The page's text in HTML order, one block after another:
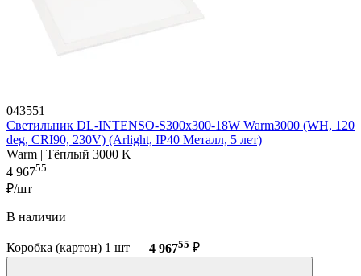
043551
Светильник DL-INTENSO-S300x300-18W Warm3000 (WH, 120
deg, CRI90, 230V) (Arlight, IP40 Металл, 5 лет)
Warm | Тёплый 3000 K
4 96755
₽/шт
В наличии
Коробка (картон) 1 шт — 4 96755 ₽